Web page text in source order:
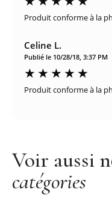
Produit conforme à la
Celine L.
Publié le 10/28/18, 3:37 PM
Produit conforme à la
Voir aussi
catégories